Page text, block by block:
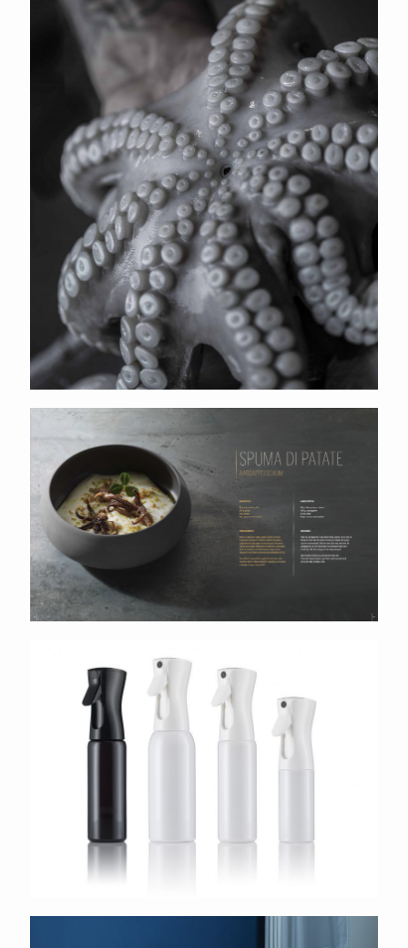
Fris-Co
AFA Dispensing